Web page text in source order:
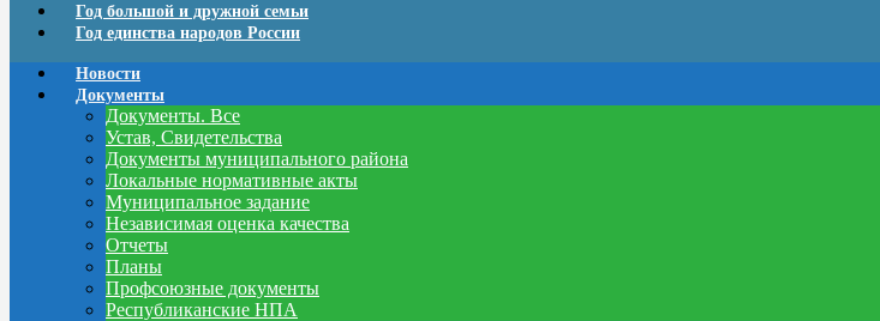
Год большой и дружной семьи
Год единства народов России
Новости
Документы
Документы. Все
Устав, Свидетельства
Документы муниципального района
Локальные нормативные акты
Муниципальное задание
Независимая оценка качества
Отчеты
Планы
Профсоюзные документы
Республиканские НПА